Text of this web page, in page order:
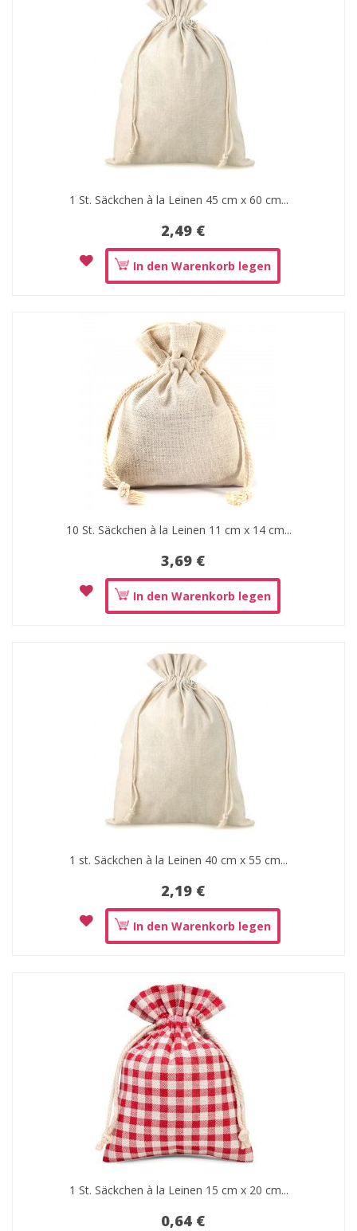
1 St. Säckchen à la Leinen 45 cm x 60 cm...
2,49 €
In den Warenkorb legen
10 St. Säckchen à la Leinen 11 cm x 14 cm...
3,69 €
In den Warenkorb legen
1 st. Säckchen à la Leinen 40 cm x 55 cm...
2,19 €
In den Warenkorb legen
1 St. Säckchen à la Leinen 15 cm x 20 cm...
0,64 €